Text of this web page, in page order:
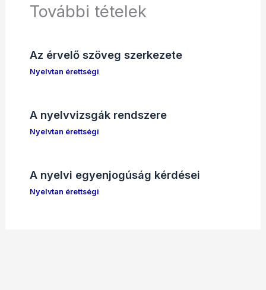
További tételek
Az érvelő szöveg szerkezete
Nyelvtan érettségi
A nyelvvizsgák rendszere
Nyelvtan érettségi
A nyelvi egyenjogúság kérdései
Nyelvtan érettségi